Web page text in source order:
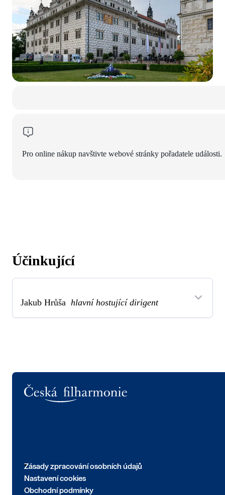
Pro online nákup navštivte webové stránky pořadatele události.
Účinkující
Jakub Hrůša hlavní hostující dirigent
Zásady zpracování osobních údajů
Nastavení cookies
Obchodní podmínky